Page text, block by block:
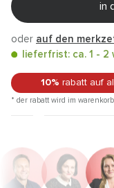
in
oder auf den
lieferfrist: ca. 1 - 2
10% rabatt auf
* der rabatt wird im warenkorb